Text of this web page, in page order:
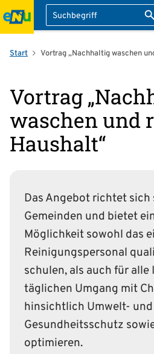
Suche
überspringen
Start Vortrag „Nachhaltig waschen
Vortrag
waschen und
Haushalt“
Das Angebot richtet sich
Gemeinden und bietet
Möglichkeit sowohl das
Reinigungspersonal
schulen, als auch für
täglichen Umgang mit
hinsichtlich Umwelt- und
Gesundheitsschutz
optimieren.